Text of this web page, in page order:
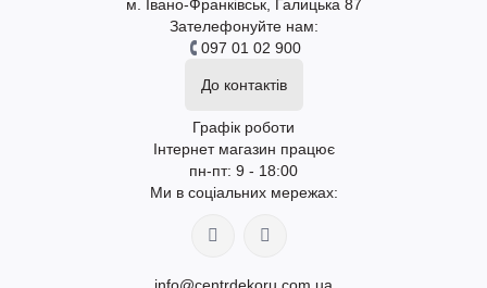
м. Івано-Франківськ, Галицька 87
Зателефонуйте нам:
097 01 02 900
До контактів
Графік роботи
Інтернет магазин працює
пн-пт: 9 - 18:00
Ми в соціальних мережах: